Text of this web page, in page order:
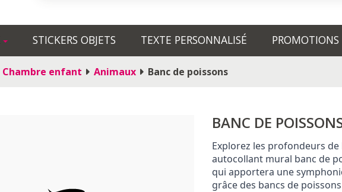
STICKERS OBJETS TEXTE PERSONNALISÉ PROMOTIONS
Chambre enfant Animaux Banc de poissons
BANC DE
Explorez les profondeurs
autocollant mural banc de
qui apportera une
grâce des bancs de